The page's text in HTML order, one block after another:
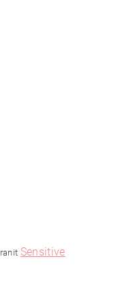
Sensitive